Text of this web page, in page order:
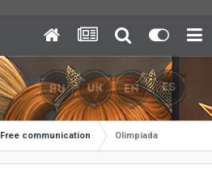
Free communication Olimpiada